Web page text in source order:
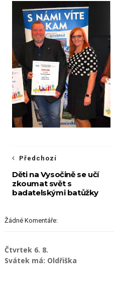
Předchozí
Děti na Vysočině se učí
zkoumat svět s
badatelskými batůžky
Žádné Komentáře:
Čtvrtek 6. 8.
Svátek má: Oldřiška